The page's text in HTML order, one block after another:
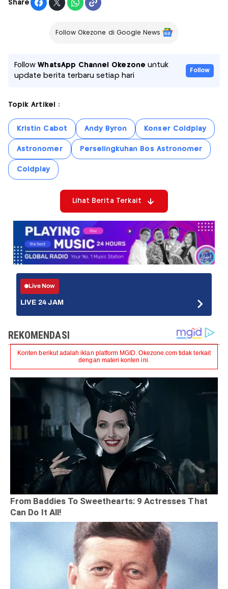
Share
Follow Okezone di Google News
FollowWhatsApp Channel Okezone untuk
update berita terbaru setiap hari
Follow
Topik Artikel :
Kristin Cabot Andy Byron Konser Coldplay
Astronomer Perselingkuhan Bos Astronomer
Coldplay
Lihat Berita Terkait
Live Now
LIVE 24 JAM